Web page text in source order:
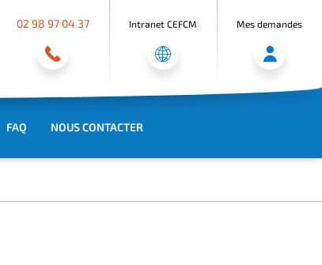
02 98 97 04 37 Intranet CEFCM Mes demandes
FAQ NOUS CONTACTER